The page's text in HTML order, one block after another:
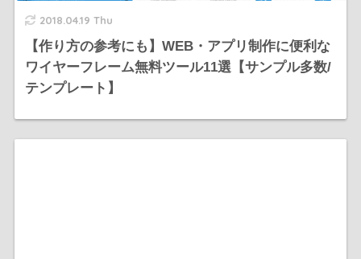
2018.04.19 Thu
【作り方の参考にも】WEB・アプリ制作に便利な
ワイヤーフレーム無料ツール11選【サンプル多数/
テンプレート】